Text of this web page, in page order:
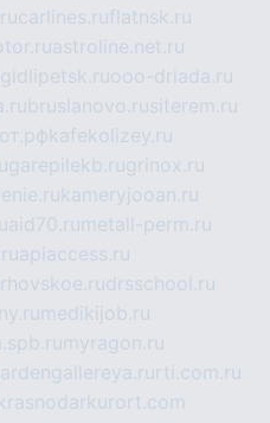
carlines.ruflatnsk.ru
astroline.net.ru
gidlipetsk.ruooo-driada.ru
bruslanovo.rusiterem.ru
kafekolizey.ru
grinox.ru
kameryjooan.ru
aid70.ru metall-perm.ru
apiaccess.ru
drsschool.ru
medikijob.ru
myragon.ru
rti.com.ru
krasnodarkurort.com